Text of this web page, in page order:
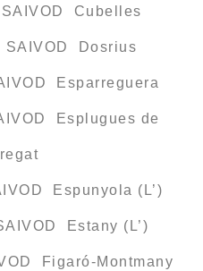
Cubelles
Dosrius
Esparreguera
Esplugues de
Espunyola (L’)
Estany (L’)
Figaró-Montmany